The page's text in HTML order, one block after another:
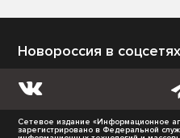
Новороссия в
Сетевое издание «Информационное
зарегистрировано в Федеральной